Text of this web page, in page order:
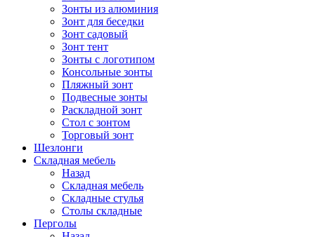
Зонты из алюминия
Зонт для беседки
Зонт садовый
Зонт тент
Зонты с логотипом
Консольные зонты
Пляжный зонт
Подвесные зонты
Раскладной зонт
Стол с зонтом
Торговый зонт
Шезлонги
Складная мебель
Назад
Складная мебель
Складные стулья
Столы складные
Перголы